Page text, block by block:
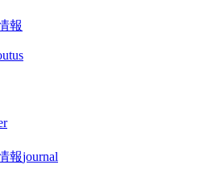
報
報journal